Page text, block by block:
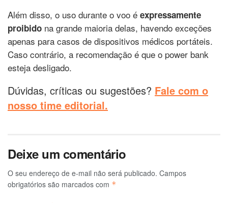
Além disso, o uso durante o voo é expressamente
proibido na grande maioria delas, havendo exceções
apenas para casos de dispositivos médicos portáteis.
Caso contrário, a recomendação é que o power bank
esteja desligado.
Dúvidas, críticas ou sugestões? Fale com o
nosso time editorial.
Deixe um comentário
O seu endereço de e-mail não será publicado. Campos
obrigatórios são marcados com *